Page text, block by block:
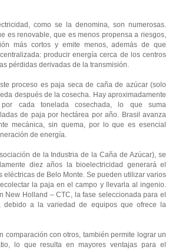
como se la denomina, son numerosas.
es renovable, que es menos propensa a riesgos,
más cortos y emite menos, además de que
producir energía cerca de los centros
pérdidas derivadas de la transmisión.
proceso es paja seca de caña de azúcar (solo
después de la cosecha. Hay aproximadamente
cada tonelada cosechada, lo que suma
de paja por hectárea por año. Brasil avanza
mecánica, sin quema, por lo que es esencial
de energía.
de la Industria de la Caña de Azúcar), se
diez años la bioelectricidad generará el
eléctricas de Belo Monte. Se pueden utilizar varios
la paja en el campo y llevarla al ingenio.
New Holland – CTC, la fase seleccionada para el
debido a la variedad de equipos que ofrece la
comparación con otros, también permite lograr un
lo que resulta en mayores ventajas para el